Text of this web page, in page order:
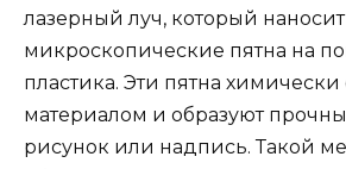
лазерный луч, который наносит
микроскопические пятна на
пластика. Эти пятна химически
материалом и образуют
рисунок или надпись. Такой